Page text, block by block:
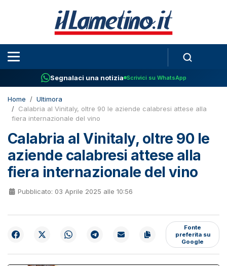
Segnalaci una notizia Scrivici su WhatsApp
Home
Ultimora
Calabria al Vinitaly, oltre 90 le aziende calabresi attese alla
fiera internazionale del vino
Calabria al Vinitaly, oltre 90 le
aziende calabresi attese alla
fiera internazionale del vino
Pubblicato: 03 Aprile 2025 alle 10:56
Fonte
preferita su
Google